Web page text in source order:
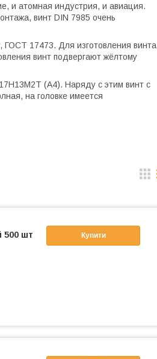
и атомная индустрия, и авиация.
винт DIN 7985 очень
ГОСТ 17473. Для изготовления винта
винт подвергают жёлтому
(А4). Наряду с этим винт с
на головке имеется
Купити
500 шт